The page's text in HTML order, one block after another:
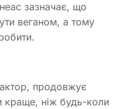
зазначає, що
веганом, а тому
продовжує
краще, ніж будь-коли